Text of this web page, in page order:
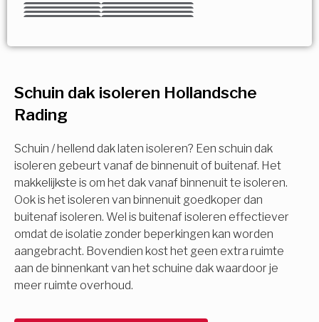
Schuin dak isoleren Hollandsche
Rading
Schuin / hellend dak laten isoleren? Een schuin dak
isoleren gebeurt vanaf de binnenuit of buitenaf. Het
makkelijkste is om het dak vanaf binnenuit te isoleren.
Ook is het isoleren van binnenuit goedkoper dan
buitenaf isoleren. Wel is buitenaf isoleren effectiever
omdat de isolatie zonder beperkingen kan worden
aangebracht. Bovendien kost het geen extra ruimte
aan de binnenkant van het schuine dak waardoor je
meer ruimte overhoud.
Kies uw Isolatiemaatregel
Meerdere keuzes mogelijk
Isolatiemaatregel
Spouwisolatie
Vloerisolatie
Dakisolatie
Gevelisolatie
Vorige Volgende
subsidie!
Vul uw gegevens in en ontvang nu direct uw
berekening per mail.
Voornaam
Achternaam